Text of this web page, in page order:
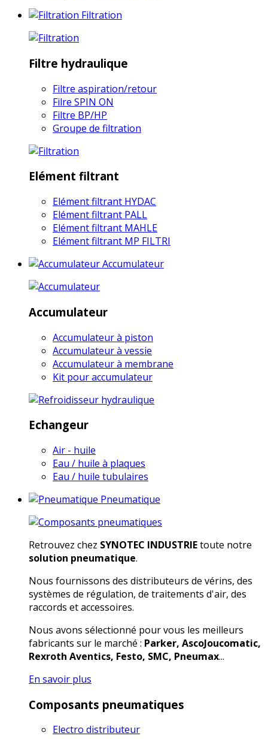
Filtration
Filtre hydraulique
Filtre aspiration/retour
Filre SPIN ON
Filtre BP/HP
Groupe de filtration
Elément filtrant
Elément filtrant HYDAC
Elément filtrant PALL
Elément filtrant MAHLE
Elément filtrant MP FILTRI
Accumulateur
Accumulateur
Accumulateur à piston
Accumulateur à vessie
Accumulateur à membrane
Kit pour accumulateur
Echangeur
Air - huile
Eau / huile à plaques
Eau / huile tubulaires
Pneumatique
Retrouvez chez SYNOTEC INDUSTRIEtoute notre
solution pneumatique.
Nous fournissons des distributeurs de vérins, des
systèmes de régulation, de traitements d'air, des
raccords et accessoires.
Nous avons sélectionné pour vous les meilleurs
fabricants sur le marché : Parker, AscoJoucomatic,
Rexroth Aventics, Festo, SMC, Pneumax...
En savoir plus
Composants pneumatiques
Electro distributeur